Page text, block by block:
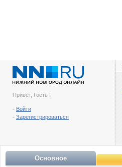
Привет, Гость !
- Войти
- Зарегистрироваться
Основное